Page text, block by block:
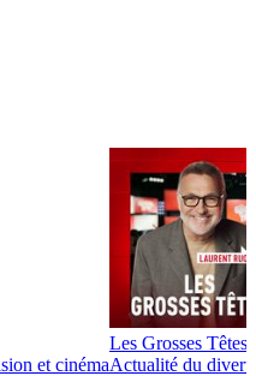
et cinéma
Les Grosses Têtes
Actualité du